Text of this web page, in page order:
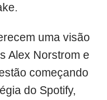
uma visão
Alex Norstrom e
começando
do Spotify,